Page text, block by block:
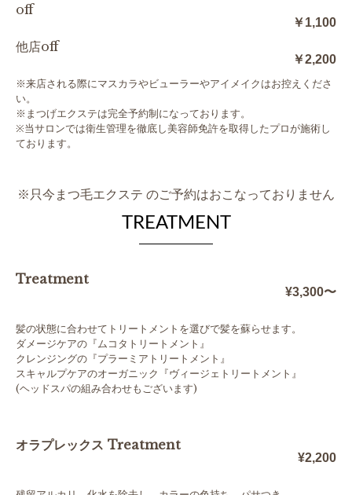
off
￥1,100
他店off
￥2,200
※来店される際にマスカラやビューラーやアイメイクはお控えくださ
い。
※まつげエクステは完全予約制になっております。
※当サロンでは衛生管理を徹底し美容師免許を取得したプロが施術し
ております。
※只今まつ毛エクステ のご予約はおこなっておりません
TREATMENT
Treatment
¥3,300〜
髪の状態に合わせてトリートメントを選びで髪を蘇らせます。
ダメージケアの『ムコタトリートメント』
クレンジングの『プラーミアトリートメント』
スキャルプケアのオーガニック『ヴィージェトリートメント』
(ヘッドスパの組み合わせもございます)
オラプレックス Treatment
¥2,200